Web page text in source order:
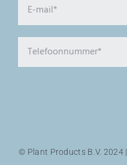
© Plant Products B.V. 2024 |